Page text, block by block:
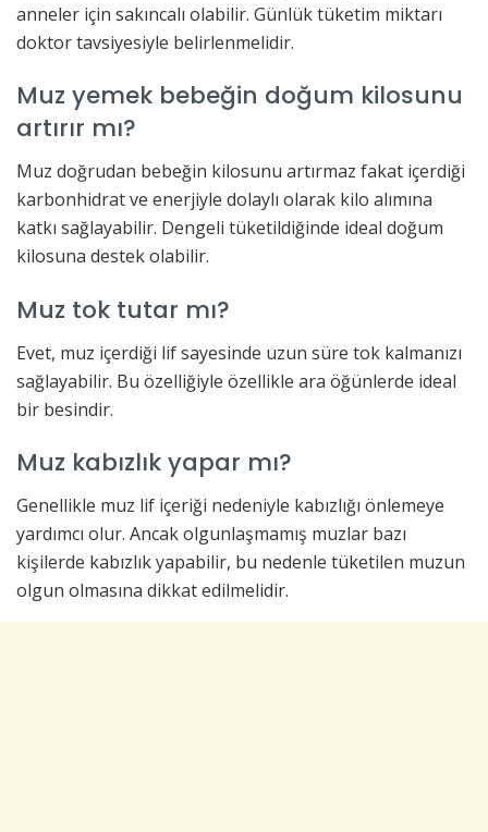
anneler için sakıncalı olabilir. Günlük tüketim miktarı
doktor tavsiyesiyle belirlenmelidir.
Muz yemek bebeğin doğum kilosunu
artırır mı?
Muz doğrudan bebeğin kilosunu artırmaz fakat içerdiği
karbonhidrat ve enerjiyle dolaylı olarak kilo alımına
katkı sağlayabilir. Dengeli tüketildiğinde ideal doğum
kilosuna destek olabilir.
Muz tok tutar mı?
Evet, muz içerdiği lif sayesinde uzun süre tok kalmanızı
sağlayabilir. Bu özelliğiyle özellikle ara öğünlerde ideal
bir besindir.
Muz kabızlık yapar mı?
Genellikle muz lif içeriği nedeniyle kabızlığı önlemeye
yardımcı olur. Ancak olgunlaşmamış muzlar bazı
kişilerde kabızlık yapabilir, bu nedenle tüketilen muzun
olgun olmasına dikkat edilmelidir.